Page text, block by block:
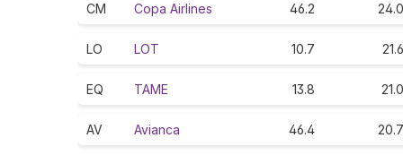
CM Copa Airlines 46.2 24.0
LO LOT 10.7 21.6
EQ TAME 13.8 21.0
AV Avianca 46.4 20.7